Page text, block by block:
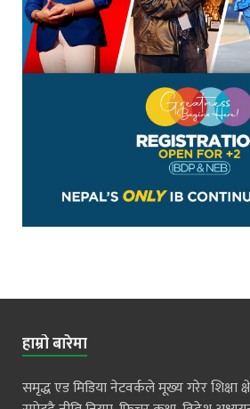
हाम्रो बारेमा
समृद्ध एड मिडिया नेटवर्कले मूख्य गरेर शिक्षा